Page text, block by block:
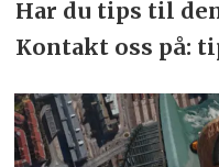
Har du tips til
Kontakt oss på: